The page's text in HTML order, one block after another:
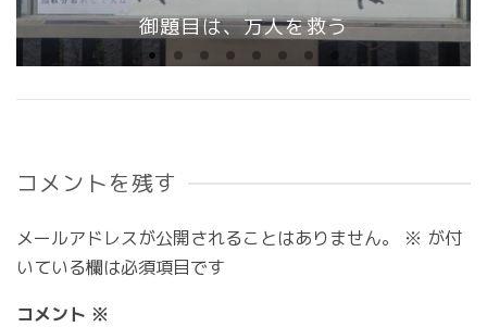
御題目は、万人を救う
コメントを残す
メールアドレスが公開されることはありません。 ※ が付
いている欄は必須項目です
コメント ※